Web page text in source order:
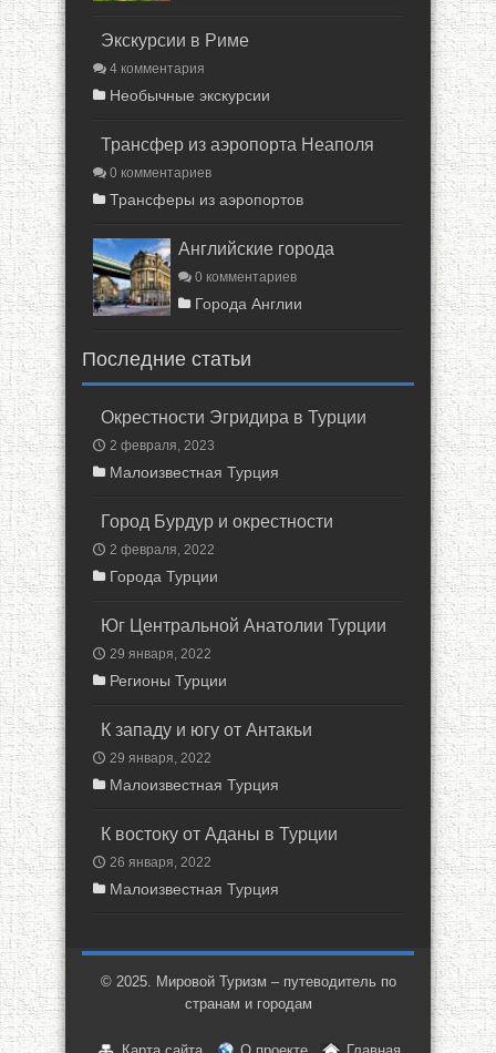
Экскурсии в Риме
4 комментария
Необычные экскурсии
Трансфер из аэропорта Неаполя
0 комментариев
Трансферы из аэропортов
Английские города
0 комментариев
Города Англии
Последние статьи
Окрестности Эгридира в Турции
2 февраля, 2023
Малоизвестная Турция
Город Бурдур и окрестности
2 февраля, 2022
Города Турции
Юг Центральной Анатолии Турции
29 января, 2022
Регионы Турции
К западу и югу от Антакьи
29 января, 2022
Малоизвестная Турция
К востоку от Аданы в Турции
26 января, 2022
Малоизвестная Турция
© 2025. Мировой Туризм – путеводитель по
странам и городам